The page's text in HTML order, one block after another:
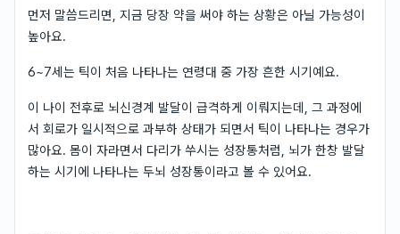
먼저 말씀드리면, 지금 당장 약을 써야 하는 상황은 아닐 가능성이
높아요.
6~7세는 틱이 처음 나타나는 연령대 중 가장 흔한 시기예요.
이 나이 전후로 뇌신경계 발달이 급격하게 이뤄지는데, 그 과정에
서 회로가 일시적으로 과부하 상태가 되면서 틱이 나타나는 경우가
많아요. 몸이 자라면서 다리가 쑤시는 성장통처럼, 뇌가 한창 발달
하는 시기에 나타나는 두뇌 성장통이라고 볼 수 있어요.